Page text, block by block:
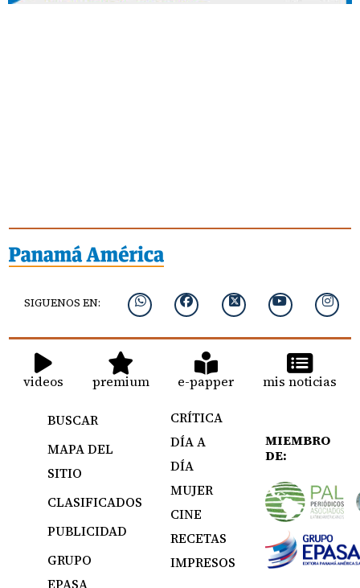
SIGUENOS EN:
videos premium e-papper mis noticias
BUSCAR
MAPA DEL
SITIO
CLASIFICADOS
PUBLICIDAD
GRUPO
EPASA
CRÍTICA
DÍA A
DÍA
MUJER
CINE
RECETAS
IMPRESOS
MIEMBRO
DE: